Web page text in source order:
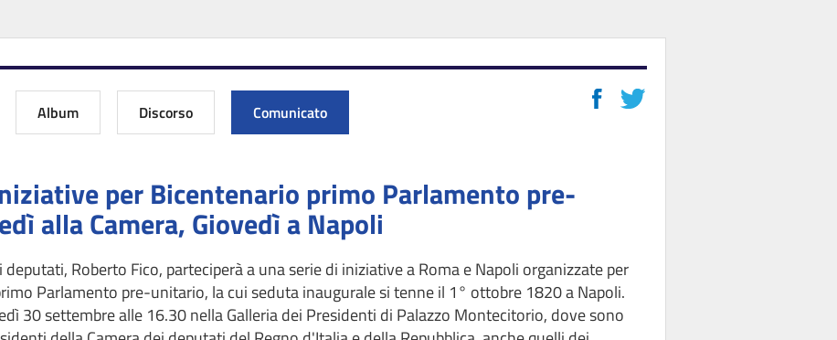
Album Discorso Comunicato
per Bicentenario primo Parlamento pre-
alla Camera, Giovedì a Napoli
Roberto Fico, parteciperà a una serie di iniziative a Roma e Napoli organizzate per
Parlamento pre-unitario, la cui seduta inaugurale si tenne il 1° ottobre 1820 a Napoli.
30 settembre alle 16.30 nella Galleria dei Presidenti di Palazzo Montecitorio, dove sono